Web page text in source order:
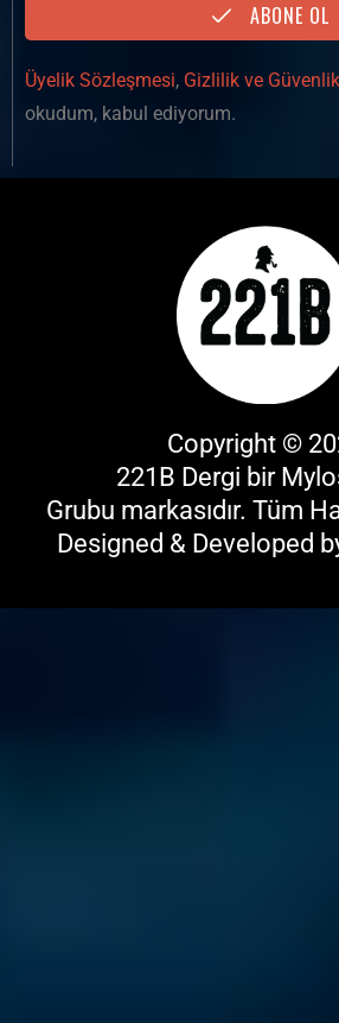
ABONE OL
Üyelik Sözleşmesi, Gizlilik ve
okudum, kabul ediyorum.
Copyright ©
221B Dergi bir
Grubu markasıdır. Tüm
Designed & Developed